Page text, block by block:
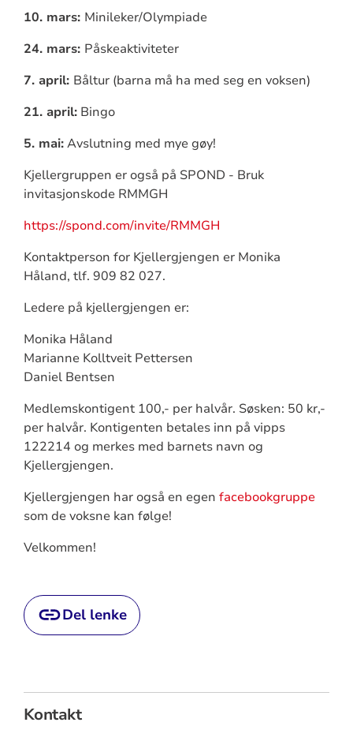
10. mars: Minileker/Olympiade
24. mars: Påskeaktiviteter
7. april: Båltur (barna må ha med seg en voksen)
21. april:Bingo
5. mai:Avslutning med mye gøy!
Kjellergruppen er også på SPOND - Bruk
invitasjonskode RMMGH
https://spond.com/invite/RMMGH
Kontaktperson for Kjellergjengen er Monika
Håland, tlf. 909 82 027.
Ledere på kjellergjengen er:
Monika Håland
Marianne Kolltveit Pettersen
Daniel Bentsen
Medlemskontigent 100,- per halvår. Søsken: 50 kr,-
per halvår. Kontigenten betales inn på vipps
122214 og merkes med barnets navn og
Kjellergjengen.
Kjellergjengen har også en egen facebookgruppe
som de voksne kan følge!
Velkommen!
Del lenke
Kontakt